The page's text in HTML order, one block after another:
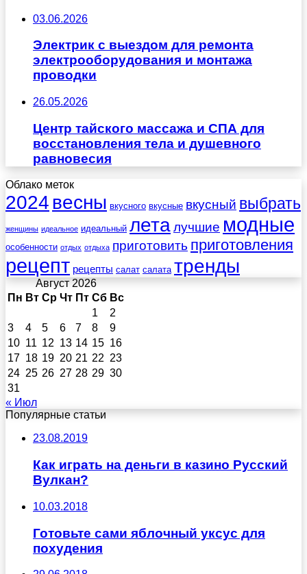
03.06.2026
Электрик с выездом для ремонта
электрооборудования и монтажа
проводки
26.05.2026
Центр тайского массажа и СПА для
восстановления тела и душевного
равновесия
Облако меток
2024 весны вкусного вкусные вкусный выбрать
женщины идеальное идеальный леталучшие модные
особенности отдых отдыха приготовить приготовления
рецепт рецепты салат салата тренды
Август 2026
Пн Вт Ср Чт Пт Сб Вс
1
2
3
4 5 6 7 8
9
10 11 12 13 14 15 16
17 18 19 20 21 22 23
24 25 26 27 28 29 30
31
« Июл
Популярные статьи
23.08.2019
Как играть на деньги в казино Русский
Вулкан?
10.03.2018
Готовьте сами яблочный уксус для
похудения